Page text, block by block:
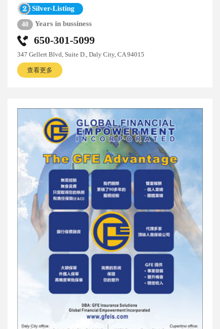
Silver-Listing
40 Years in bussiness
650-301-5099
347 Gellert Blvd, Suite D., Daly City, CA 94015
查看更多